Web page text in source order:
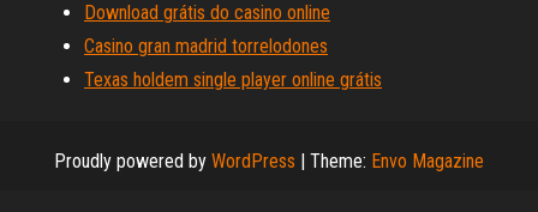
Download grátis do casino online
Casino gran madrid torrelodones
Texas holdem single player online grátis
Proudly powered by WordPress | Theme: Envo Magazine